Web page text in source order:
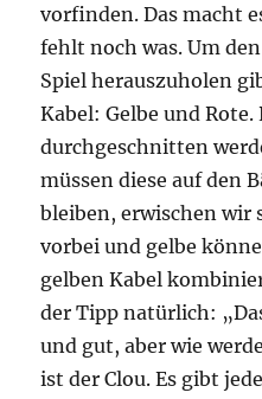
vorfinden. Das macht
fehlt noch was. Um
Spiel herauszuholen
Kabel: Gelbe und
durchgeschnitten
müssen diese auf den
bleiben, erwischen wir
vorbei und gelbe
gelben Kabel
der Tipp natürlich:
und gut, aber wie
ist der Clou. Es gibt